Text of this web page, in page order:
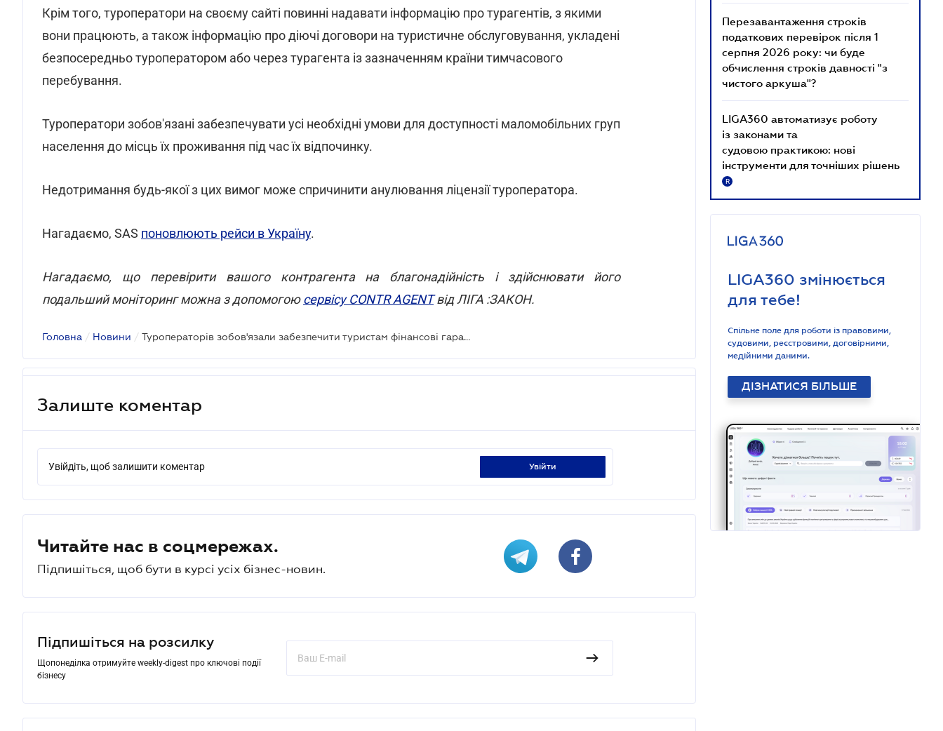
Крім того, туроператори на своєму сайті повинні надавати інформацію про турагентів, з якими
вони працюють, а також інформацію про діючі договори на туристичне обслуговування, укладені
безпосередньо туроператором або через турагента із зазначенням країни тимчасового
перебування.
Туроператори зобов'язані забезпечувати усі необхідні умови для доступності маломобільних груп
населення до місць їх проживання під час їх відпочинку.
Недотримання будь-якої з цих вимог може спричинити анулювання ліцензії туроператора.
Нагадаємо, SAS поновлюють рейси в Україну.
Нагадаємо, що перевірити вашого контрагента на благонадійність і здійснювати його
подальший моніторинг можна з допомогоюсервісу CONTR AGENTвід ЛІГА :ЗАКОН.
Головна / Новини / Туроператорів зобов'язали забезпечити туристам фінансові гарантії
Залиште коментар
Увійдіть, щоб залишити коментар увійти
Читайте нас в соцмережах.
Підпишіться, щоб бути в курсі усіх бізнес-новин.
Підпишіться на розсилку
Щопонеділка отримуйте weekly-digest про ключові події
бізнесу
Перезавантаження строків
податкових перевірок після 1
серпня 2026 року: чи буде
обчислення строків давності "з
чистого аркуша"?
LIGA360 автоматизує роботу
із законами та
судовою практикою: нові
інструменти для точніших рішень
R
LIGA360 змінюється
для тебе!
Спільне поле для роботи із правовими,
судовими, реєстровими, договірними,
медійними даними.
ДІЗНАТИСЯ БІЛЬШЕ